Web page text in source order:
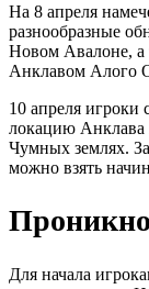
На 8 апреля
разнообразные
Новом Авалоне, а
Анклавом Алого
10 апреля игроки
локацию
Чумных землях.
можно взять
Для начала